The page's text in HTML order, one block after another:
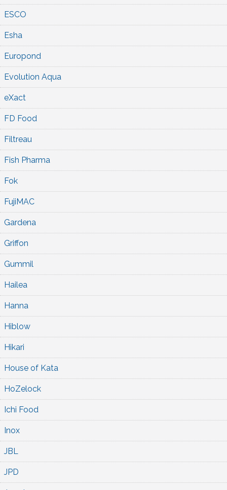
ESCO
Esha
Europond
Evolution Aqua
eXact
FD Food
Filtreau
Fish Pharma
Fok
FujiMAC
Gardena
Griffon
Gummil
Hailea
Hanna
Hiblow
Hikari
House of Kata
HoZelock
Ichi Food
Inox
JBL
JPD